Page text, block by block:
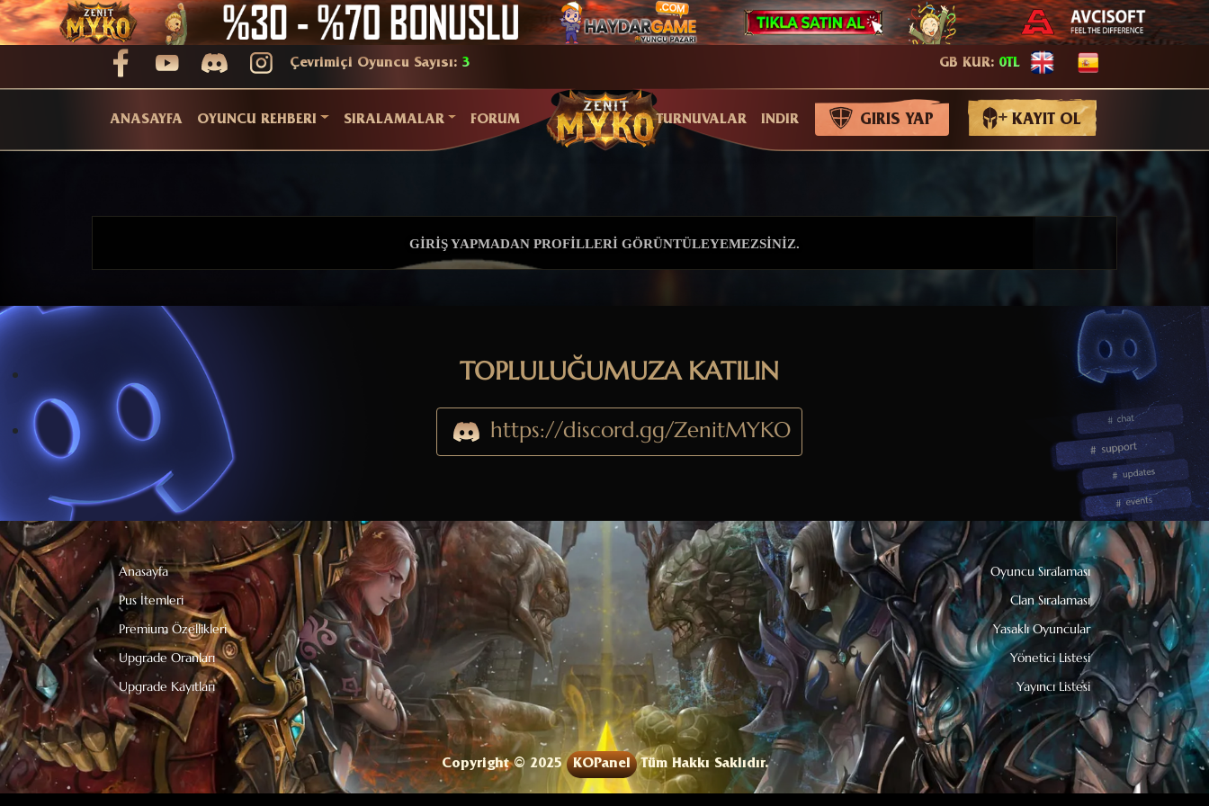
Çevrimiçi Oyuncu Sayısı: 3 GB KUR: 0TL
ANASAYFA OYUNCU REHBERI SIRALAMALAR FORUM TURNUVALAR INDIR GIRIS YAP KAYIT OL
GIRIŞ YAPMADAN PROFILLERI GÖRÜNTÜLEYEMEZSINIZ.
TOPLULUĞUMUZA KATILIN
https://discord.gg/ZenitMYKO
Anasayfa
Pus İtemleri
Premium Özellikleri
Upgrade Oranları
Upgrade Kayıtları
Oyuncu Sıralaması
Clan Sıralaması
Yasaklı Oyuncular
Yönetici Listesi
Yayıncı Listesi
Copyright © 2025 KOPanel Tüm Hakkı Saklıdır.